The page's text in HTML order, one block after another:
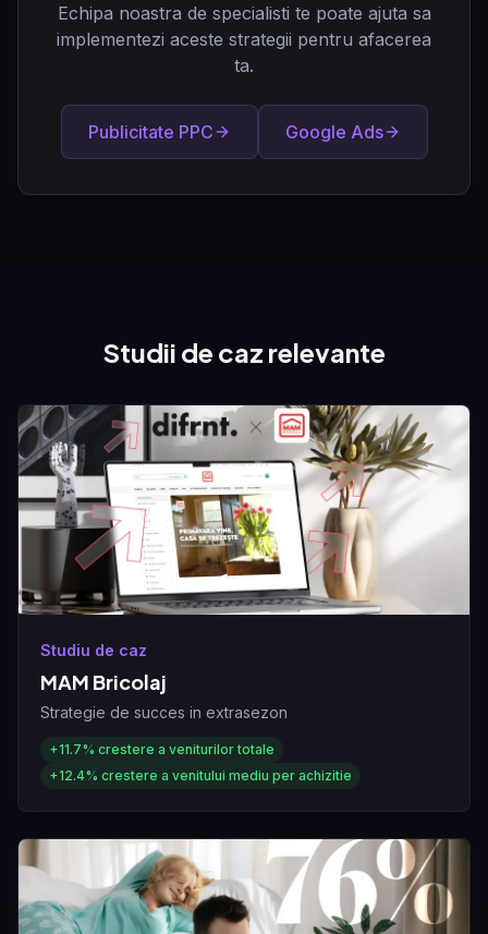
Echipa noastra de specialisti te poate ajuta sa
implementezi aceste strategii pentru afacerea
ta.
Publicitate PPC Google Ads
Studii de caz relevante
Studiu de caz
MAM Bricolaj
Strategie de succes in extrasezon
+11.7% crestere a veniturilor totale
+12.4% crestere a venitului mediu per achizitie